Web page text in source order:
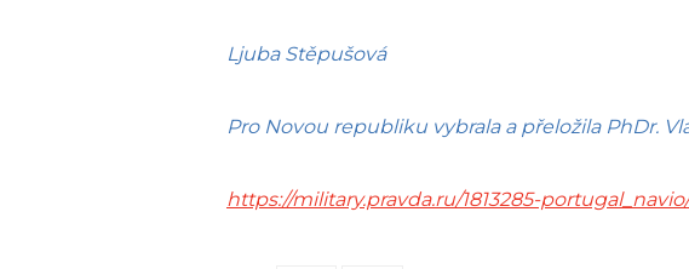
Ljuba Stěpušová
Pro Novou republiku vybrala a přeložila PhDr.
https://military.pravda.ru/1813285-